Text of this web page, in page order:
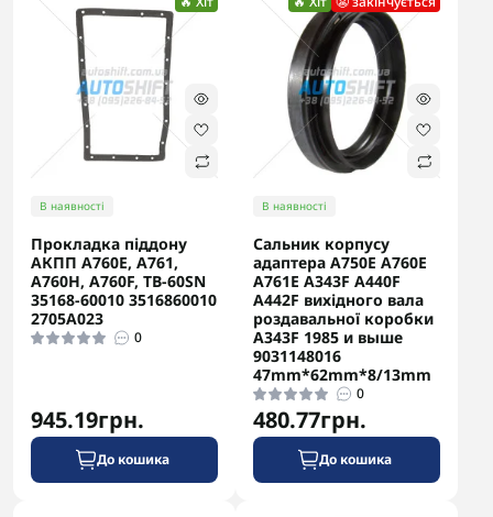
В наявності
Прокладка піддону
АКПП A760E, A761,
A760H, A760F, TB-60SN
35168-60010 3516860010
2705A023
0
945.19грн.
До кошика
В наявності
Сальник корпусу
адаптера A750E A760E
A761E A343F A440F
A442F вихідного вала
роздавальної коробки
A343F 1985 и выше
9031148016
47mm*62mm*8/13mm
0
480.77грн.
До кошика